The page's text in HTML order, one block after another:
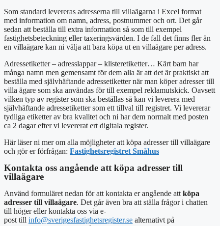
Som standard levereras adresserna till villaägarna i Excel format
med information om namn, adress, postnummer och ort. Det går
sedan att beställa till extra information så som till exempel
fastighetsbeteckning eller taxeringsvärden. I de fall det finns fler än
en villaägare kan ni välja att bara köpa ut en villaägare per adress.
Adressetiketter – adresslappar – klisteretiketter… Kärt barn har
många namn men gemensamt för dem alla är att det är praktiskt att
beställa med självhäftande adressetiketter när man köper adresser till
villa ägare som ska användas för till exempel reklamutskick. Oavsett
vilken typ av register som ska beställas så kan vi leverera med
självhäftande adressetiketter som ett tillval till registret. Vi levererar
tydliga etiketter av bra kvalitet och ni har dem normalt med posten
ca 2 dagar efter vi levererat ert digitala register.
Här läser ni mer om alla möjligheter att köpa adresser till villaägare
och gör er förfrågan: Fastighetsregistret Småhus
Kontakta oss angående att köpa adresser till
villaägare
Använd formuläret nedan för att kontakta er angående att köpa
adresser till villaägare. Det går även bra att ställa frågor i chatten
till höger eller kontakta oss via e-
post till info@sverigesfastighetsregister.se alternativt på